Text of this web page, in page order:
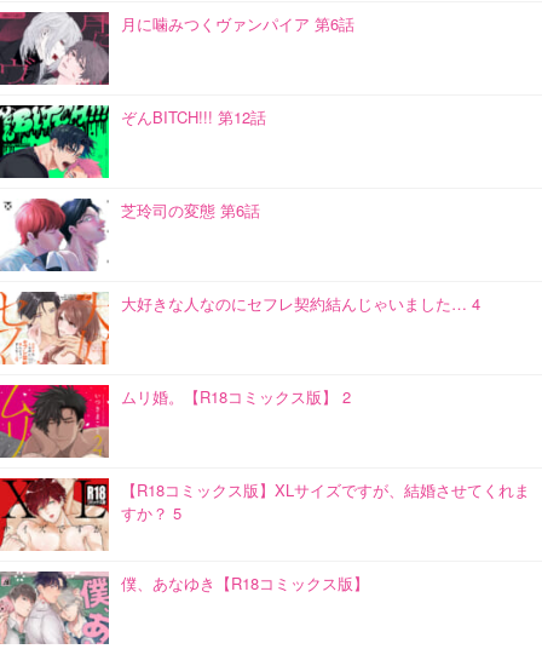
月に噛みつくヴァンパイア 第6話
ぞんBITCH!!! 第12話
芝玲司の変態 第6話
大好きな人なのにセフレ契約結んじゃいました… 4
ムリ婚。【R18コミックス版】 2
【R18コミックス版】XLサイズですが、結婚させてくれま
すか？ 5
僕、あなゆき【R18コミックス版】